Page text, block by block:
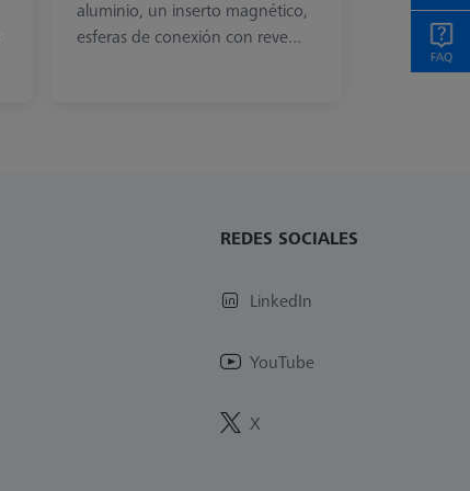
aluminio, un inserto magnético,
esferas de conexión con reve...
REDES SOCIALES
LinkedIn
YouTube
X